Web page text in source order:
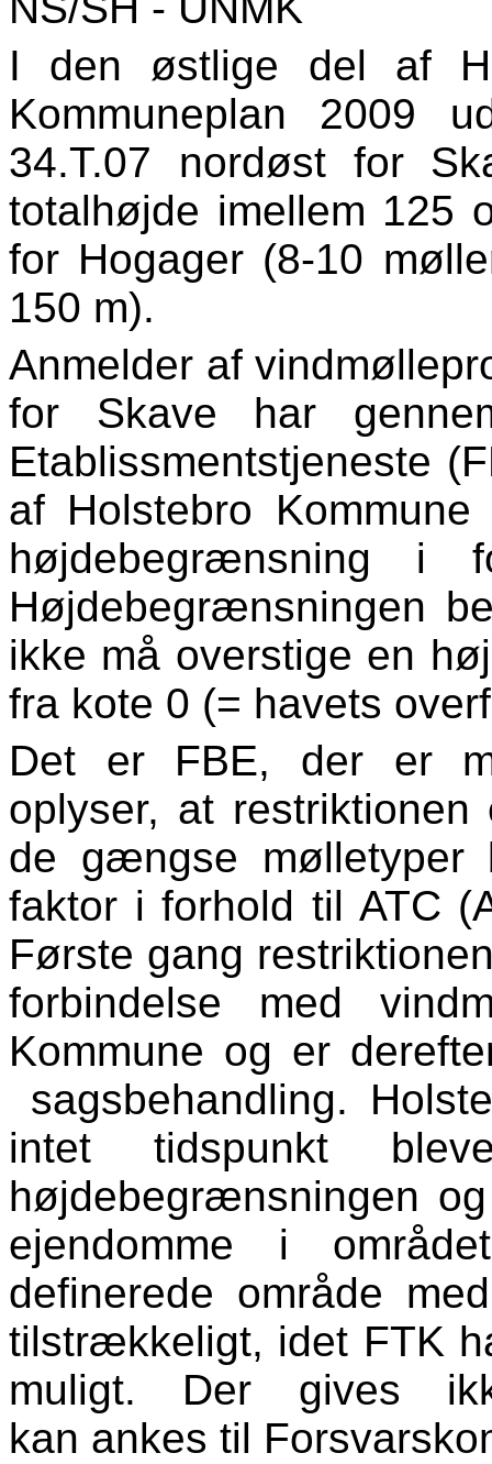
I den østlige del af
Kommuneplan 2009
34.T.07 nordøst for
totalhøjde imellem 125
for Hogager (8-10
150 m).
Anmelder af
for Skave har
Etablissmentstjeneste
af Holstebro
højdebegrænsning i
Højdebegrænsningen
ikke må overstige en
fra kote 0 (= havets
Det er FBE, der er
oplyser, at
de gængse
faktor i forhold til ATC
Første gang
forbindelse med
Kommune og er
sagsbehandling.
intet tidspunkt
højdebegrænsningen
ejendomme i
definerede område
tilstrækkeligt, idet FTK
muligt. Der gives
kan ankes til